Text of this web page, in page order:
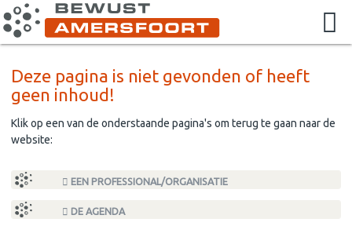
Deze pagina is niet gevonden of heeft
geen inhoud!
Klik op een van de onderstaande pagina's om terug te gaan naar de
website:
EEN PROFESSIONAL/ORGANISATIE
DE AGENDA